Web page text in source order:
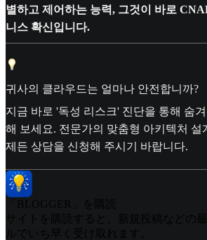
별하고 제어하는 능력, 그것이 바로
니스 확신입니다.
귀사의 클라우드는 얼마나 안전합니까?
지금 바로 '독성 리스크' 진단을 통해 숨
해 보세요. 전문가의 맞춤형 아키텍처 설
제든 상담을 신청해 주시기 바랍니다.
「BLOGGER」を購読
サイトを購読すると、新規投稿などの
ルでいち早く受け取れます。